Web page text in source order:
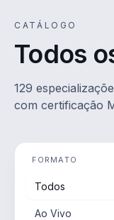
CATÁLOGO
Todos
129
com certificação
FORMATO
Todos
Ao Vivo